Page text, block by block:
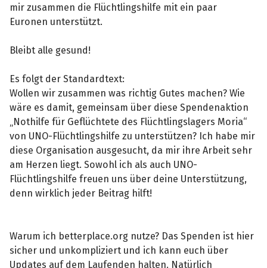
mir zusammen die Flüchtlingshilfe mit ein paar
Euronen unterstützt.
Bleibt alle gesund!
Es folgt der Standardtext:
Wollen wir zusammen was richtig Gutes machen? Wie
wäre es damit, gemeinsam über diese Spendenaktion
„Nothilfe für Geflüchtete des Flüchtlingslagers Moria“
von UNO-Flüchtlingshilfe zu unterstützen? Ich habe mir
diese Organisation ausgesucht, da mir ihre Arbeit sehr
am Herzen liegt. Sowohl ich als auch UNO-
Flüchtlingshilfe freuen uns über deine Unterstützung,
denn wirklich jeder Beitrag hilft!
Warum ich betterplace.org nutze? Das Spenden ist hier
sicher und unkompliziert und ich kann euch über
Updates auf dem Laufenden halten. Natürlich